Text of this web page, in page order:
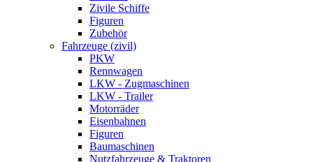
Zivile Schiffe
Figuren
Zubehör
Fahrzeuge (zivil)
PKW
Rennwagen
LKW - Zugmaschinen
LKW - Trailer
Motorräder
Eisenbahnen
Figuren
Baumaschinen
Nutzfahrzeuge & Traktoren